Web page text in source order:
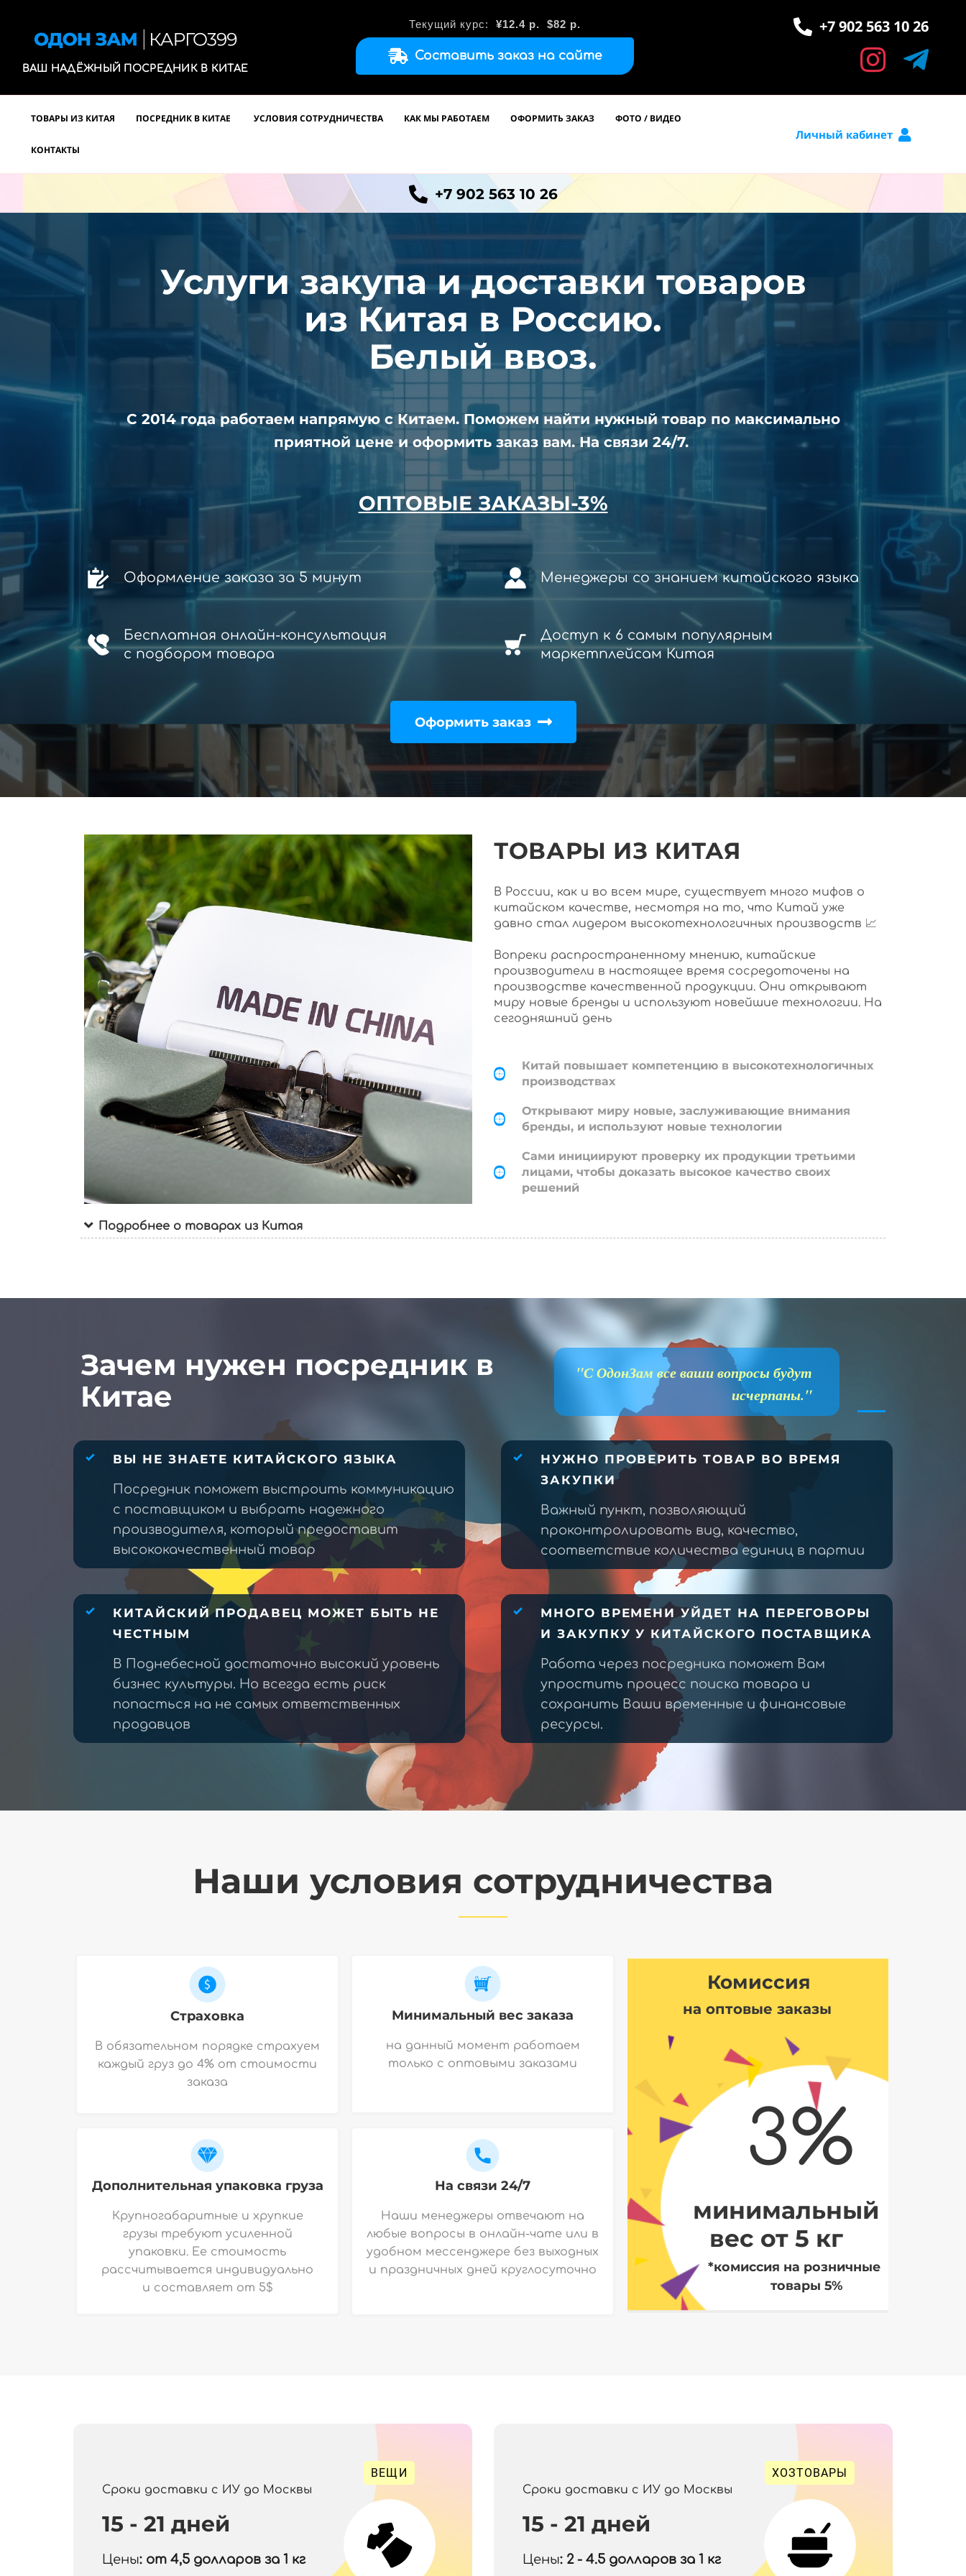
ВАШ НАДЁЖНЫЙ ПОСРЕДНИК В КИТАЕ
Текущий курс: ¥12.4р. $82 р.
Составить заказ на сайте
+7 902 563 10 26
ТОВАРЫ ИЗ КИТАЯ ПОСРЕДНИК В КИТАЕ УСЛОВИЯ СОТРУДНИЧЕСТВА КАК МЫ РАБОТАЕМ ОФОРМИТЬ ЗАКАЗ ФОТО / ВИДЕО
КОНТАКТЫ
Личный кабинет
+7 902 563 10 26
Услуги закупа и доставки товаров
из Китая в Россию.
Белый ввоз.
С 2014 года работаем напрямую с Китаем. Поможем найти нужный товар по максимально
приятной цене и оформить заказ вам. На связи 24/7.
ОПТОВЫЕ ЗАКАЗЫ-3%
Оформление заказа за 5 минут Менеджеры со знанием китайского языка
Бесплатная онлайн-консультация
с подбором товара
Доступ к 6 самым популярным
маркетплейсам Китая
Оформить заказ
ТОВАРЫ ИЗ КИТАЯ
В России, как и во всем мире, существует много мифов о
китайском качестве, несмотря на то, что Китай уже
давно стал лидером высокотехнологичных производств 📈
Вопреки распространенному мнению, китайские
производители в настоящее время сосредоточены на
производстве качественной продукции. Они открывают
миру новые бренды и используют новейшие технологии. На
сегодняшний день
Китай повышает компетенцию в высокотехнологичных
производствах
Открывают миру новые, заслуживающие внимания
бренды, и используют новые технологии
Сами инициируют проверку их продукции третьими
лицами, чтобы доказать высокое качество своих
решений
Подробнее о товарах из Китая
Зачем нужен посредник в
Китае
"С ОдонЗам все ваши вопросы будут
исчерпаны."
ВЫ НЕ ЗНАЕТЕ КИТАЙСКОГО ЯЗЫКА
Посредник поможет выстроить коммуникацию
с поставщиком и выбрать надежного
производителя, который предоставит
высококачественный товар
НУЖНО ПРОВЕРИТЬ ТОВАР ВО ВРЕМЯ
ЗАКУПКИ
Важный пункт, позволяющий
проконтролировать вид, качество,
соответствие количества единиц в партии
КИТАЙСКИЙ ПРОДАВЕЦ МОЖЕТ БЫТЬ НЕ
ЧЕСТНЫМ
В Поднебесной достаточно высокий уровень
бизнес культуры. Но всегда есть риск
попасться на не самых ответственных
продавцов
МНОГО ВРЕМЕНИ УЙДЕТ НА ПЕРЕГОВОРЫ
И ЗАКУПКУ У КИТАЙСКОГО ПОСТАВЩИКА
Работа через посредника поможет Вам
упростить процесс поиска товара и
сохранить Ваши временные и финансовые
ресурсы.
Наши условия сотрудничества
Страховка
В обязательном порядке страхуем
каждый груз до 4% от стоимости
заказа
Дополнительная упаковка груза
Крупногабаритные и хрупкие
грузы требуют усиленной
упаковки. Ее стоимость
рассчитывается индивидуально
и составляет от 5$
Минимальный вес заказа
на данный момент работаем
только с оптовыми заказами
На связи 24/7
Наши менеджеры отвечают на
любые вопросы в онлайн-чате или в
удобном мессенджере без выходных
и праздничных дней круглосуточно
Комиссия
на оптовые заказы
3%
минимальный
вес от 5 кг
*комиссия на розничные
товары 5%
Сроки доставки с ИУ до Москвы
15 - 21 дней
Цены: от 4,5 долларов за 1 кг
ВЕЩИ
Сроки доставки с ИУ до Москвы
15 - 21 дней
Цены: 2 - 4.5 долларов за 1 кг
ХОЗТОВАРЫ